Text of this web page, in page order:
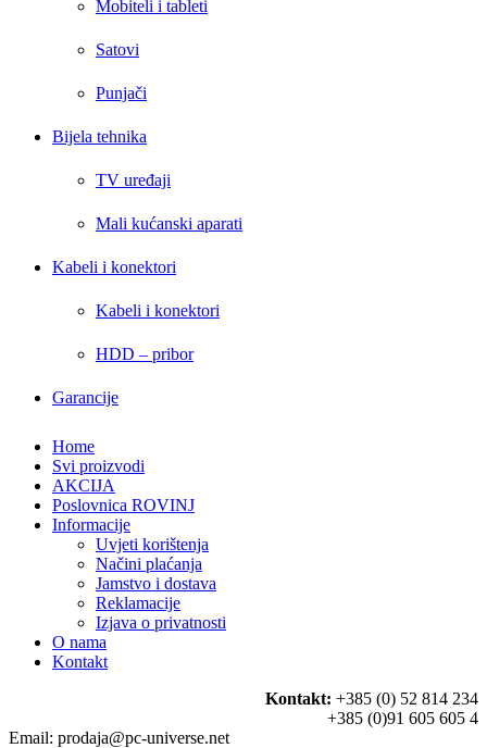
Mobiteli i tableti
Satovi
Punjači
Bijela tehnika
TV uređaji
Mali kućanski aparati
Kabeli i konektori
Kabeli i konektori
HDD – pribor
Garancije
Home
Svi proizvodi
AKCIJA
Poslovnica ROVINJ
Informacije
Uvjeti korištenja
Načini plaćanja
Jamstvo i dostava
Reklamacije
Izjava o privatnosti
O nama
Kontakt
Kontakt: +385 (0) 52 814 234
+385 (0)91 605 605 4
Email: prodaja@pc-universe.net